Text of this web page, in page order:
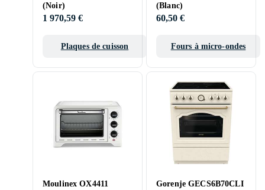
(Noir)
1 970,59 €
Plaques de cuisson
(Blanc)
60,50 €
Fours à micro-ondes
Moulinex OX4411 Gorenje GECS6B70CLI